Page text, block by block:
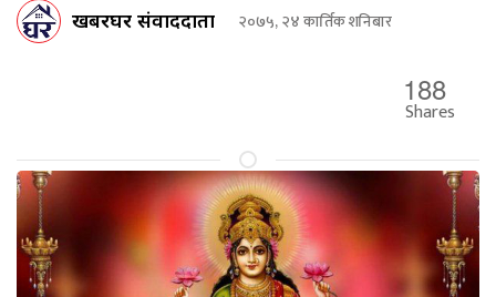
खबरघर संवाददाता २०७५, २४ कार्तिक शनिबार
188
Shares